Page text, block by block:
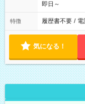
即日～
特徴 履歴書不要 / 電
気になる！